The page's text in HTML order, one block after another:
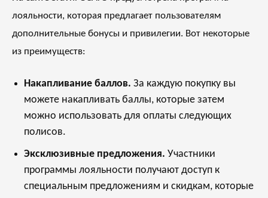
лояльности, которая предлагает пользователям
дополнительные бонусы и привилегии. Вот некоторые
из преимуществ:
Накапливание баллов. За каждую покупку вы
можете накапливать баллы, которые затем
можно использовать для оплаты следующих
полисов.
Эксклюзивные предложения. Участники
программы лояльности получают доступ к
специальным предложениям и скидкам, которые